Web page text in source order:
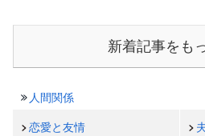
新着記事をも
人間関係
恋愛と友情